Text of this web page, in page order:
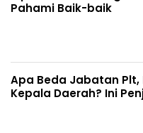
Pahami Baik-baik
Apa Beda Jabatan Plt,
Kepala Daerah? Ini